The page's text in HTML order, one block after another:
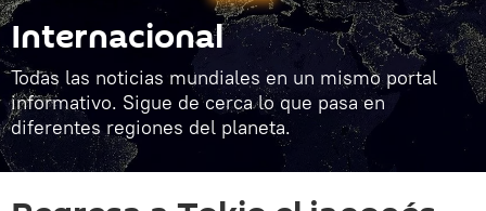
Internacional
Todas las noticias mundiales en un mismo portal
informativo. Sigue de cerca lo que pasa en
diferentes regiones del planeta.